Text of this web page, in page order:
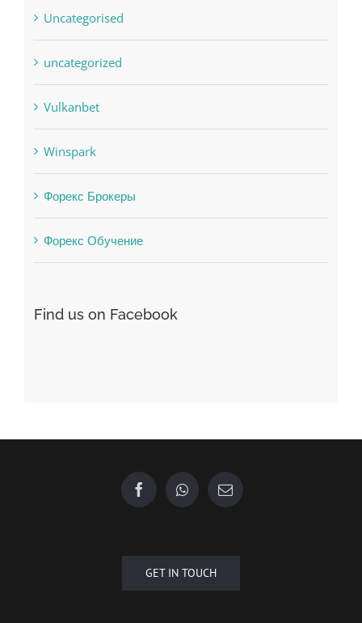
Uncategorised
uncategorized
Vulkanbet
Winspark
Форекс Брокеры
Форекс Обучение
Find us on Facebook
GET IN TOUCH